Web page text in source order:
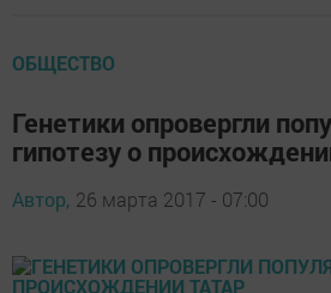
ОБЩЕСТВО
Генетики опровергли
гипотезу о
Автор, 26 марта 2017 - 07:00